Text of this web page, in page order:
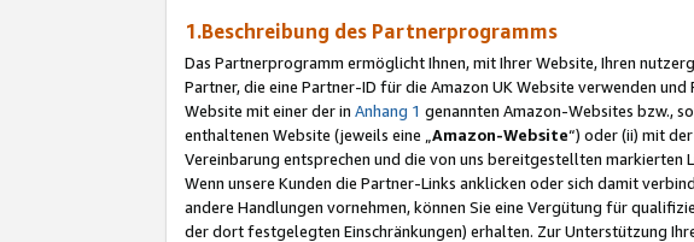
1.Beschreibung des Partnerprogramms
Das Partnerprogramm ermöglicht Ihnen, mit Ihrer Website, Ihren
Partner, die eine Partner-ID für die Amazon UK Website verwenden und
Website mit einer der in Anhang 1 genannten Amazon-Websites bzw.,
enthaltenen Website (jeweils eine „ Amazon-Website“) oder (ii) mit
Vereinbarung entsprechen und die von uns bereitgestellten markierten
Wenn unsere Kunden die Partner-Links anklicken oder sich damit
andere Handlungen vornehmen, können Sie eine Vergütung für
der dort festgelegten Einschränkungen) erhalten. Zur Unterstützung